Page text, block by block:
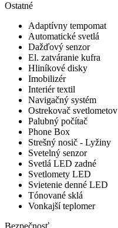
Ostatné
Adaptívny tempomat
Automatické svetlá
Dažďový senzor
El. zatváranie kufra
Hliníkové disky
Imobilizér
Interiér textil
Navigačný systém
Ostrekovač svetlometov
Palubný počítač
Phone Box
Strešný nosič - Lyžiny
Svetelný senzor
Svetlá LED zadné
Svetlomety LED
Svietenie denné LED
Tónované sklá
Vonkajší teplomer